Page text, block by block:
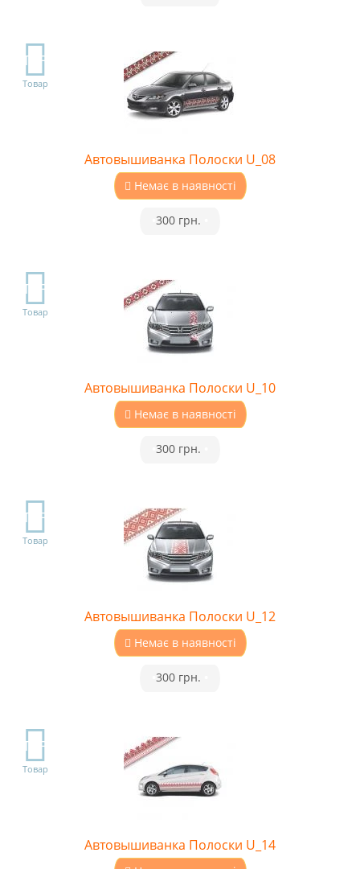
TOP
Товар
Автовышиванка Полоски U_08
Немає в наявності
300 грн.
TOP
Товар
Автовышиванка Полоски U_10
Немає в наявності
300 грн.
TOP
Товар
Автовышиванка Полоски U_12
Немає в наявності
300 грн.
TOP
Товар
Автовышиванка Полоски U_14